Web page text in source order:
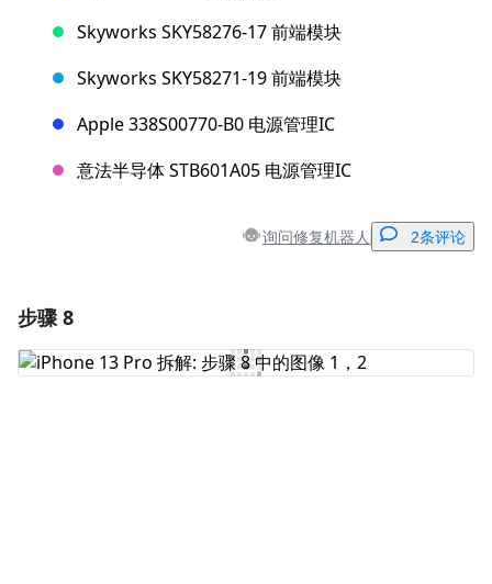
Skyworks SKY58276-17 前端模块
Skyworks SKY58271-19 前端模块
Apple 338S00770-B0 电源管理IC
意法半导体 STB601A05 电源管理IC
询问修复机器人 2条评论
添加评论
步骤 8